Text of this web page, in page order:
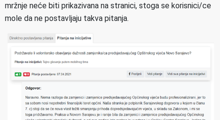
mržnje neće biti prikazivana na stranici, stoga se korisnici/ce
mole da ne postavljaju takva pitanja.